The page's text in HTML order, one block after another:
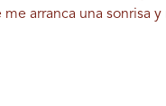
arranca una sonrisa